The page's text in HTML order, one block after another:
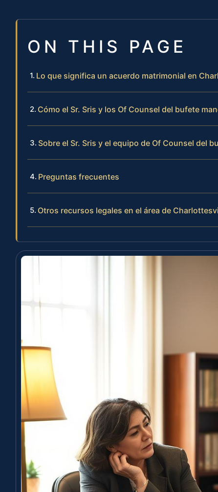
ON THIS PAGE
Lo que significa un acuerdo matrimonial en
Cómo el Sr. Sris y los Of Counsel del bufete
Sobre el Sr. Sris y el equipo de Of Counsel del
Preguntas frecuentes
Otros recursos legales en el área de